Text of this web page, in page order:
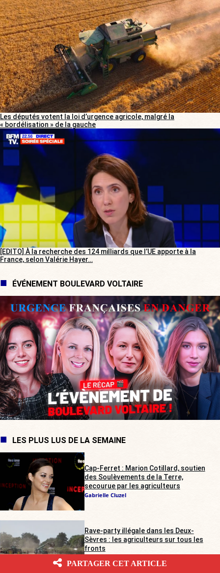
Les députés votent la loi d’urgence agricole, malgré la
« bordélisation » de la gauche
[EDITO] À la recherche des 124 milliards que l’UE apporte à la
France, selon Valérie Hayer…
ÉVÉNEMENT BOULEVARD VOLTAIRE
LES PLUS LUS DE LA SEMAINE
Cap-Ferret : Marion Cotillard, soutien
des Soulèvements de la Terre,
secourue par les agriculteurs
Gabrielle Cluzel
Rave-party illégale dans les Deux-
Sèvres : les agriculteurs sur tous les
fronts
PARTAGER CET ARTICLE